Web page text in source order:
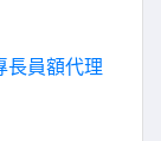
長員額代理